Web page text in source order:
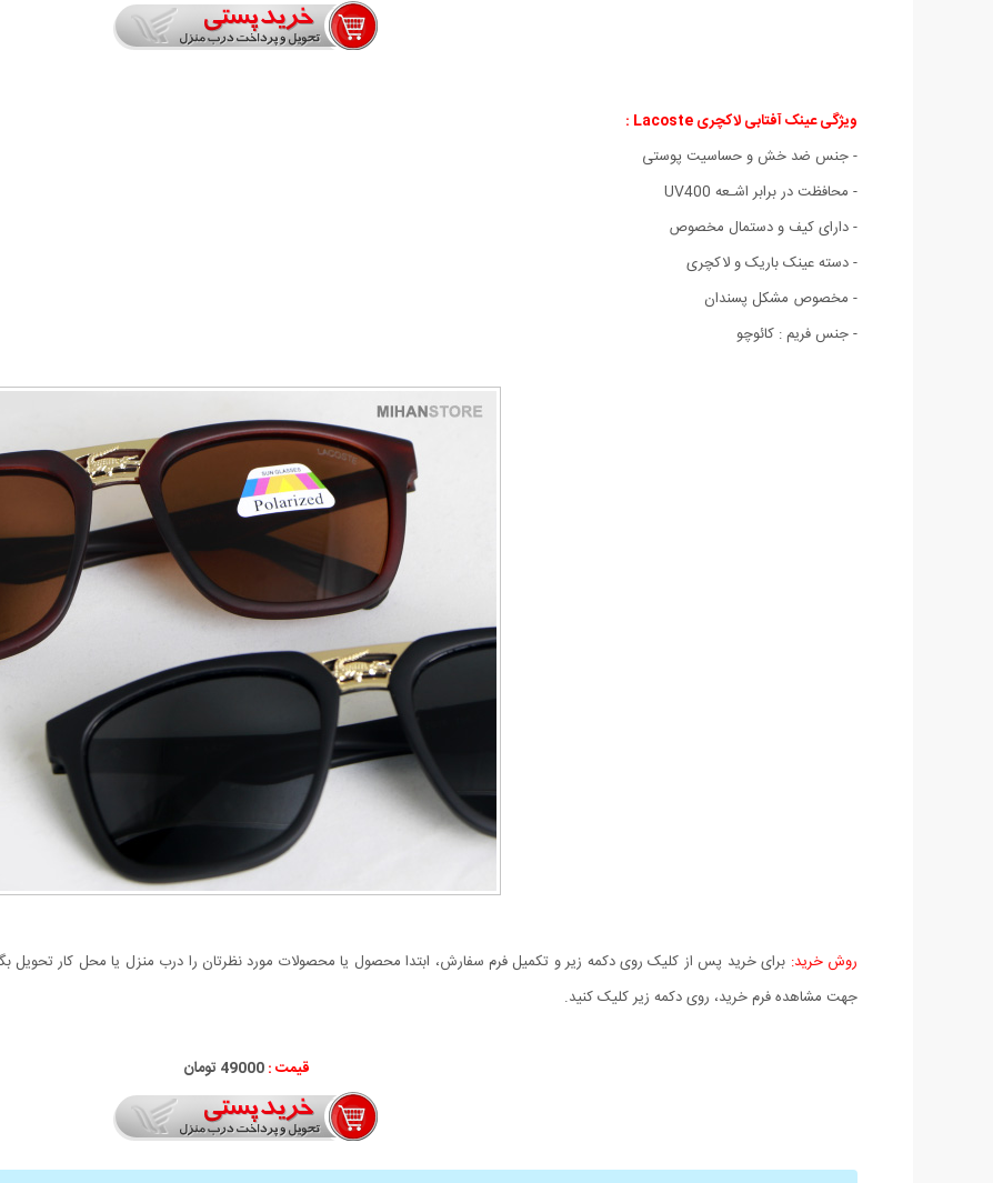
ویژگی عینک آفتابی لاکچری Lacoste :
- جنس ضد خش و حساسيت پوستی
- محافظت در برابر اشـعه‌ UV400
- دارای کیف و دستمال مخصوص
- دسته عینک باریک و لاکچری
- مخصوص مشکل پسندان
- جنس فریم : کائوچو
روش خرید: برای خرید پس از کلیک روی دکمه زیر و تکمیل فرم سفارش، ابتدا محصول یا محصولات مورد نظرتان را درب منزل یا محل کار تحویل
جهت مشاهده فرم خرید، روی دکمه زیر کلیک کنید.
قیمت :49000 تومان